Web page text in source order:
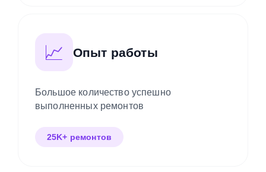
📈 Опыт работы
Большое количество успешно
выполненных ремонтов
25K+ ремонтов